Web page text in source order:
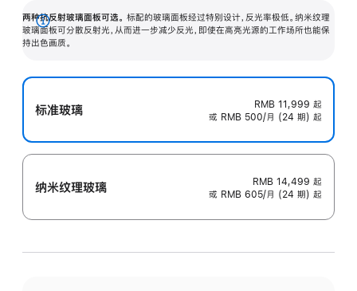
两种抗反射玻璃面板可选。 标配的玻璃面板经过特别设计，反光率极低。纳米纹理
玻璃面板可分散反射光，从而进一步减少反光，即使在高亮光源的工作场所也能保
持出色画质。
展
开
标准玻璃 RMB 11,999 起
或 RMB 500/月 (24 期) 起
纳米纹理玻璃 RMB 14,499 起
或 RMB 605/月 (24 期) 起